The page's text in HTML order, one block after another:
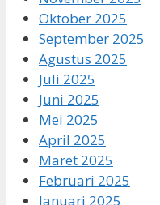
Oktober 2025
September 2025
Agustus 2025
Juli 2025
Juni 2025
Mei 2025
April 2025
Maret 2025
Februari 2025
Januari 2025